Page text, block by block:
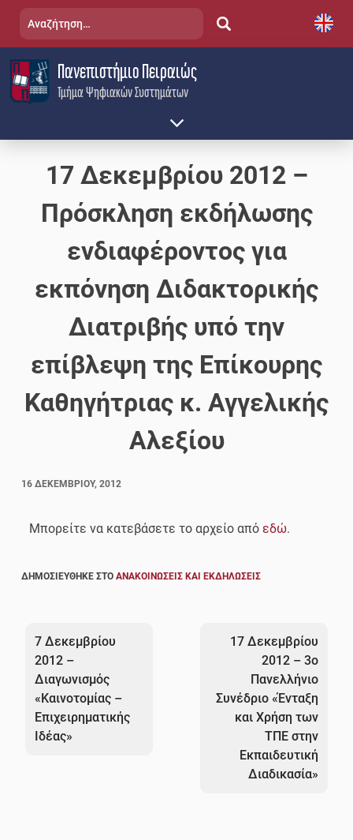
content
Τμήμα Ψηφιακών Συστημάτων
Πανεπιστήμιο Πειραιώς
Αναζήτηση
17 Δεκεμβρίου 2012 –
Πρόσκληση εκδήλωσης
ενδιαφέροντος για
εκπόνηση Διδακτορικής
Διατριβής υπό την
επίβλεψη της Επίκουρης
Καθηγήτριας κ. Αγγελικής
Αλεξίου
16 ΔΕΚΕΜΒΡΊΟΥ, 2012
Μπορείτε να κατεβάσετε το αρχείο απόεδώ.
ΔΗΜΟΣΙΕΎΘΗΚΕ ΣΤΟΑΝΑΚΟΙΝΏΣΕΙΣ ΚΑΙ ΕΚΔΗΛΏΣΕΙΣ
άρθρων
7 Δεκεμβρίου
2012 –
Διαγωνισμός
«Καινοτομίας –
Επιχειρηματικής
Ιδέας»
17 Δεκεμβρίου
2012 – 3ο
Πανελλήνιο
Συνέδριο «Ένταξη
και Χρήση των
ΤΠΕ στην
Εκπαιδευτική
Διαδικασία»